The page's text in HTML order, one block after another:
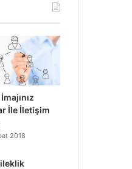
İle İletişim
2018